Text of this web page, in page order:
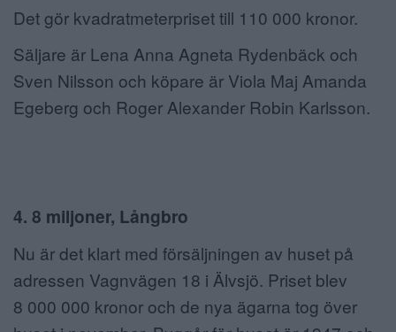
Det gör kvadratmeterpriset till 110 000 kronor.
Säljare är Lena Anna Agneta Rydenbäck och
Sven Nilsson och köpare är Viola Maj Amanda
Egeberg och Roger Alexander Robin Karlsson.
4. 8 miljoner, Långbro
Nu är det klart med försäljningen av huset på
adressen Vagnvägen 18 i Älvsjö. Priset blev
8 000 000 kronor och de nya ägarna tog över